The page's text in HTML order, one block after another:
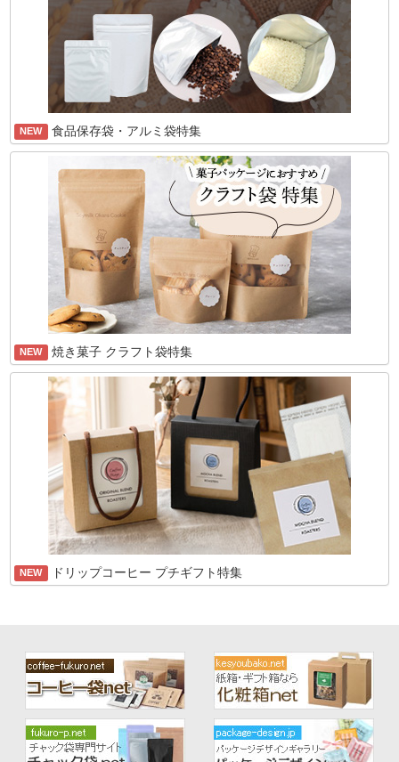
NEW 食品保存袋・アルミ袋特集
NEW 焼き菓子 クラフト袋特集
NEW ドリップコーヒー プチギフト特集